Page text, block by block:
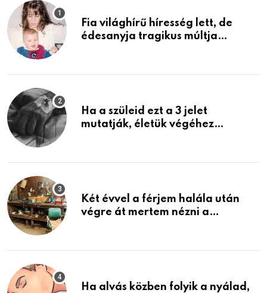
Fia világhírű híresség lett, de
édesanyja tragikus múltja
Ha a szüleid ezt a 3 jelet
mutatják, életük végéhez
Két évvel a férjem halála után
végre át mertem nézni a
életemet
Ha alvás közben folyik a nyálad,